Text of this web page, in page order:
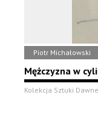
Piotr Michałowski
Mężczyzna w
Kolekcja Sztuki